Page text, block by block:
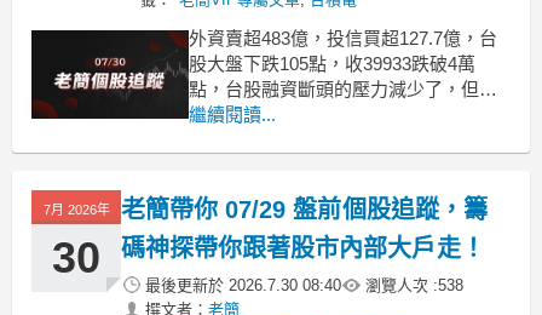
外資賣超483億，投信買超127.7億，台
股大盤下跌105點，收39933跌破4萬
點，台股融資斷頭的壓力減少了，但這
不是大盤觸底回升的信號，反彈跟回升
盤隨時會反彈，但如果資金還是持續流
出資本市場，那麼底部就還沒到。 控制
部位依然是
繼續閱讀...
7月 2026年
30
老簡帶你 07/29 盤前個股追蹤，籌
碼神探帶你跟著股市內部大戶走！
最後更新於 2026.7.30 08:40 瀏覽人次 :538
撰文者： 老簡